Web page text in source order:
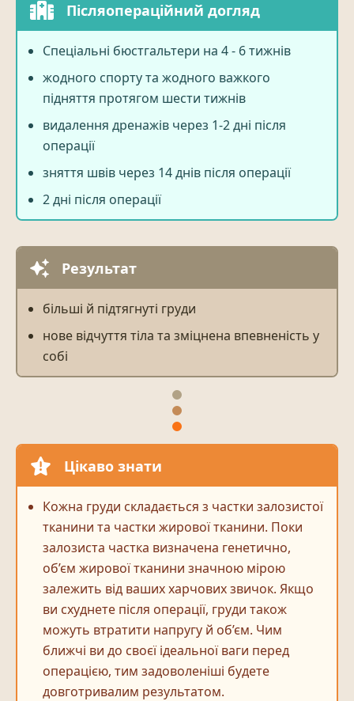
Післяопераційний догляд
Спеціальні бюстгальтери на 4 - 6 тижнів
жодного спорту та жодного важкого
підняття протягом шести тижнів
видалення дренажів через 1-2 дні після
операції
зняття швів через 14 днів після операції
2 дні після операції
Результат
більші й підтягнуті груди
нове відчуття тіла та зміцнена впевненість у
собі
Цікаво знати
Кожна груди складається з частки залозистої
тканини та частки жирової тканини. Поки
залозиста частка визначена генетично,
об’єм жирової тканини значною мірою
залежить від ваших харчових звичок. Якщо
ви схуднете після операції, груди також
можуть втратити напругу й об’єм. Чим
ближчі ви до своєї ідеальної ваги перед
операцією, тим задоволеніші будете
довготривалим результатом.